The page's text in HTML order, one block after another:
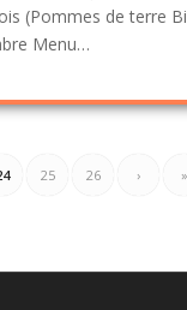
(Pommes de terre
Menu…
25 26 › »